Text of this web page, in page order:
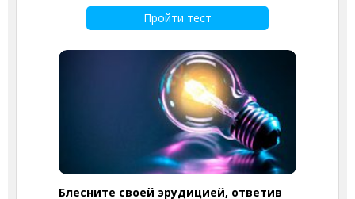
Пройти тест
Блесните своей эрудицией, ответив